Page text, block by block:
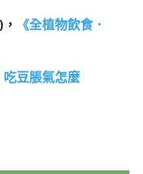
《全植物飲食．
豆脹氣怎麼